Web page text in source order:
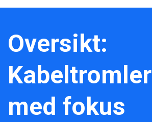
Oversikt:
Kabeltromler
med fokus